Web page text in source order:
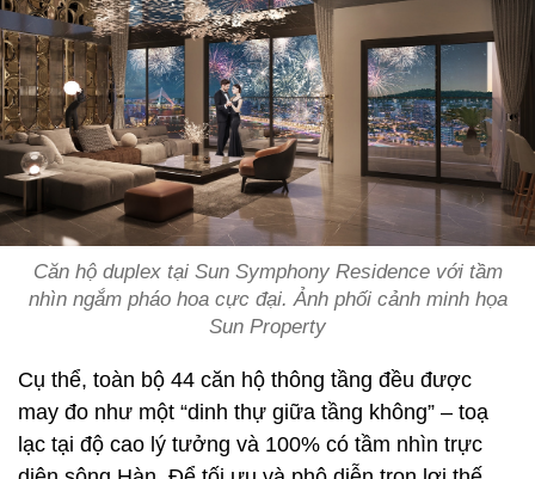
Căn hộ duplex tại Sun Symphony Residence với tầm
nhìn ngắm pháo hoa cực đại. Ảnh phối cảnh minh họa
Sun Property
Cụ thể, toàn bộ 44 căn hộ thông tầng đều được
may đo như một “dinh thự giữa tầng không” – toạ
lạc tại độ cao lý tưởng và 100% có tầm nhìn trực